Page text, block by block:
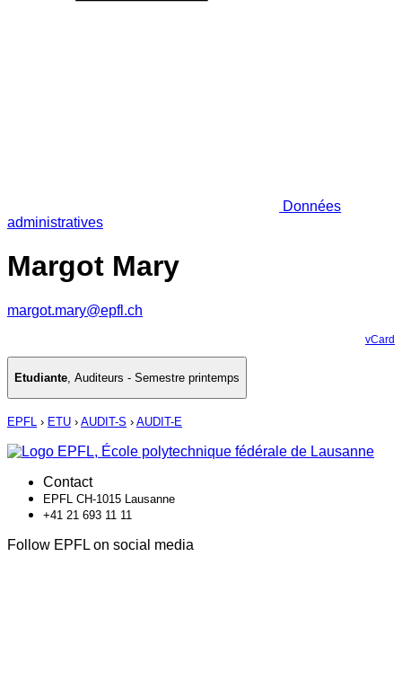
Données
administratives
Margot Mary
margot.mary@epfl.ch
vCard
Etudiante, Auditeurs - Semestre printemps
EPFL › ETU › AUDIT-S › AUDIT-E
Contact
EPFL CH-1015 Lausanne
+41 21 693 11 11
Follow EPFL on social media